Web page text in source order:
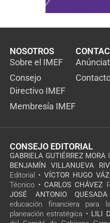
NOSOTROS
Sobre el IMEF
Consejo
Directivo IMEF
Membresía IMEF
CONSEJO EDITORIAL
GABRIELA GUTIÉRREZ MORA
BENJAMÍN VILLANUEVA
Editorial • VÍCTOR HUGO
Técnico • CARLOS CHÁVEZ
JOSÉ ANTONIO
educación financiera para
planeación estratégica • LILI